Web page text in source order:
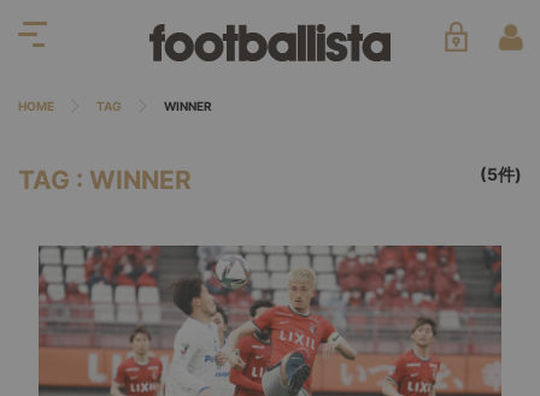
HOME TAG WINNER
TAG : WINNER (5件)